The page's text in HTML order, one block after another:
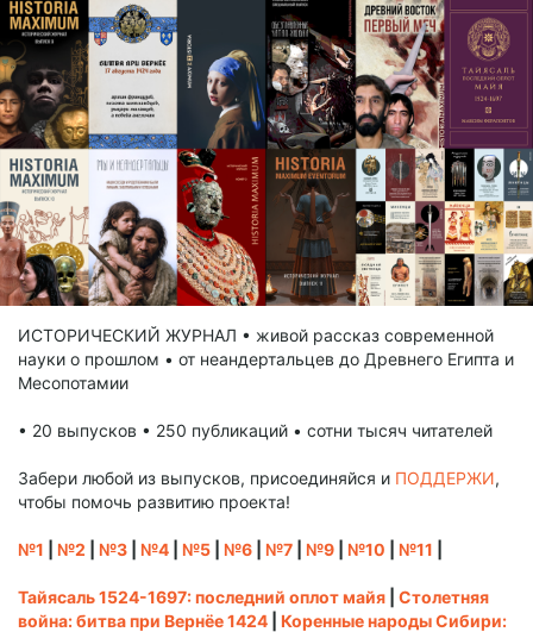
ИСТОРИЧЕСКИЙ ЖУРНАЛ • живой рассказ современной
науки о прошлом • от неандертальцев до Древнего Египта и
Месопотамии
• 20 выпусков • 250 публикаций • сотни тысяч читателей
Забери любой из выпусков, присоединяйся и ПОДДЕРЖИ,
чтобы помочь развитию проекта!
№1 №2 №3 №4 №5 №6 №7 №9 №10 №11
Тайясаль 1524-1697: последний оплот майя
Столетняя
война: битва при Вернёе 1424
Коренные народы Сибири: